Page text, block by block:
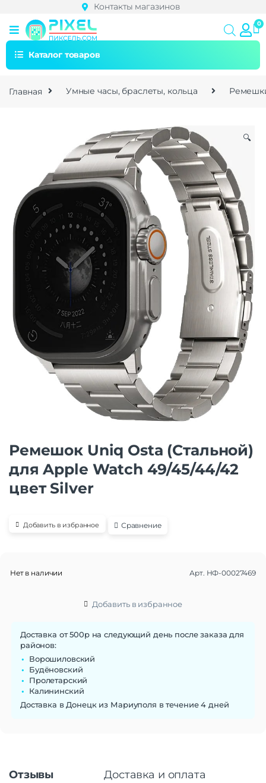
Контакты магазинов
Каталог товаров
Главная Умные часы, браслеты, кольца
🔍
Ремешок Uniq Osta (Стальной)
для Apple Watch 49/45/44/42
цвет Silver
Добавить в избранное Сравнение
Нет в наличии Арт. НФ-00027469
Добавить в избранное
Доставка от 500р на следующий день после заказа для
районов:
Ворошиловский
Будёновский
Пролетарский
Калининский
Доставка в Донецк из Мариуполя в течение 4 дней
Отзывы Доставка и оплата